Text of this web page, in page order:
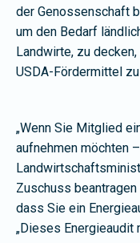
der Genossenschaft
um den Bedarf
Landwirte, zu
USDA-Fördermittel
„Wenn Sie Mitglied
aufnehmen möchten
Zuschuss
dass Sie ein
„Dieses Energieaudit